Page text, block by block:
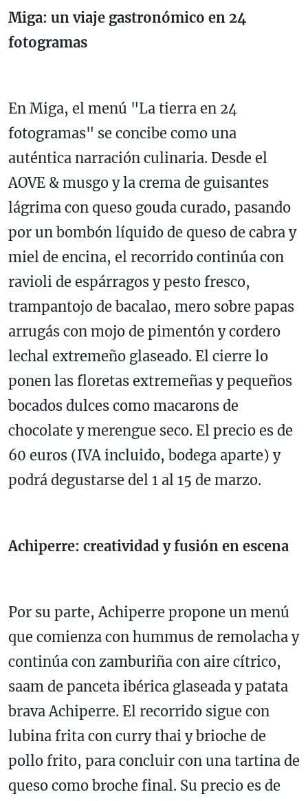
Miga: un viaje gastronómico en 24
fotogramas
En Miga, el menú "La tierra en 24
fotogramas" se concibe como una
auténtica narración culinaria. Desde el
AOVE & musgo y la crema de guisantes
lágrima con queso gouda curado, pasando
por un bombón líquido de queso de cabra y
miel de encina, el recorrido continúa con
ravioli de espárragos y pesto fresco,
trampantojo de bacalao, mero sobre papas
arrugás con mojo de pimentón y cordero
lechal extremeño glaseado. El cierre lo
ponen las floretas extremeñas y pequeños
bocados dulces como macarons de
chocolate y merengue seco. El precio es de
60 euros (IVA incluido, bodega aparte) y
podrá degustarse del 1 al 15 de marzo.
Achiperre: creatividad y fusión en escena
Por su parte, Achiperre propone un menú
que comienza con hummus de remolacha y
continúa con zamburiña con aire cítrico,
saam de panceta ibérica glaseada y patata
brava Achiperre. El recorrido sigue con
lubina frita con curry thai y brioche de
pollo frito, para concluir con una tartina de
queso como broche final. Su precio es de